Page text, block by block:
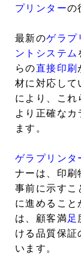
プリンターの
最新のゲラプ
ントシステム
らの直接印刷
材に対応して
により、これ
より正確な
ます。
ゲラプリンタ
ナーは、印刷
事前に示すこ
に進めること
は、顧客満足
ける品質保証
います。